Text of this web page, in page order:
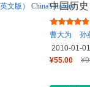
中国历史
曹大为
孙
2010-01-01
¥55.00